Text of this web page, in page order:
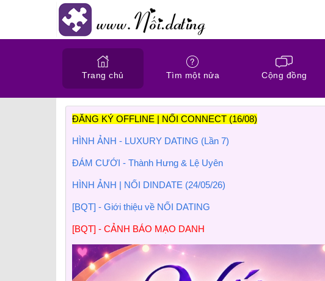
Trang chủ Tìm một nửa Cộng đồng
ĐĂNG KÝ OFFLINE | NỐI CONNECT (16/08)
HÌNH ẢNH - LUXURY DATING (Lần 7)
ĐÁM CƯỚI - Thành Hưng & Lệ Uyên
HÌNH ẢNH | NỐI DINDATE (24/05/26)
[BQT] - Giới thiệu về NỐI DATING
[BQT] - CẢNH BÁO MẠO DANH